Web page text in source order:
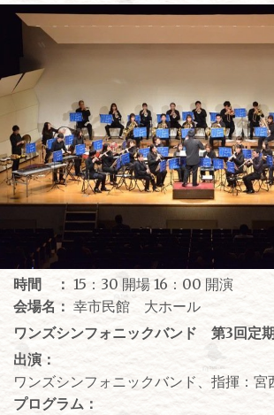
時間 ： 15：30 開場 16：00 開演
会場名： 幸市民館 大ホール
ワンズシンフォニックバンド 第3回定
出演：
ワンズシンフォニックバンド、指揮：宮
プログラム：